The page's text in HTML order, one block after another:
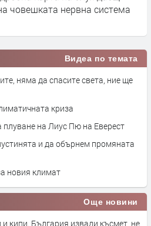
Видеа по темата
няма да спасите света, ние ще
криза
на Лиус Пю на Еверест
и да обърнем промяната
новия климат
Още новини
кипи. България извади късмет, не